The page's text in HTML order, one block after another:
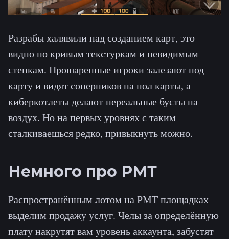
Разрабы халявили над созданием карт, это
видно по кривым текстуркам и невидимым
стенкам. Прошаренные игроки залезают под
карту и видят соперников на пол карты, а
киберкотлеты делают нереальные бусты на
воздух. Но на первых уровнях с таким
сталкиваешься редко, привыкнуть можно.
Немного про РМТ
Распространённым лотом на РМТ площадках
выделим продажу услуг. Челы за определённую
плату накрутят вам уровень аккаунта, забустят